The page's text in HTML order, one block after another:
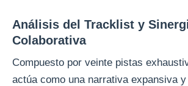
Análisis del Tracklist y
Colaborativa
Compuesto por veinte pistas
actúa como una narrativa expansiva y